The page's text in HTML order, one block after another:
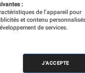
:
de l’appareil pour
et contenu
de services.
J'ACCEPTE